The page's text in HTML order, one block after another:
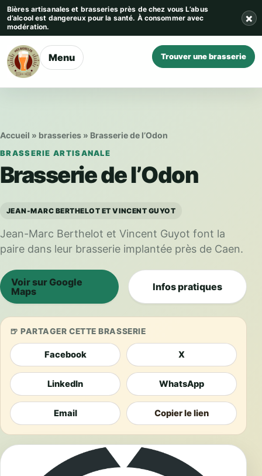
Aller au contenu
Bières artisanales et brasseries près de chez vous L’abus
d’alcool est dangereux pour la santé. À consommer avec
modération.
×
Menu Trouver une brasserie
Accueil » brasseries » Brasserie de l’Odon
BRASSERIE ARTISANALE
Brasserie de l’Odon
JEAN-MARC BERTHELOT ET VINCENT GUYOT
Jean-Marc Berthelot et Vincent Guyot font la
paire dans leur brasserie implantée près de Caen.
Voir sur Google
Maps
Infos pratiques
PARTAGER CETTE BRASSERIE
Facebook X
LinkedIn WhatsApp
Email Copier le lien